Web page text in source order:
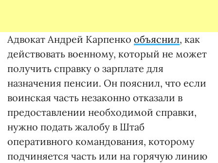
Адвокат Андрей Карпенко объяснил, как
действовать военному, который не может
получить справку о зарплате для
назначения пенсии. Он пояснил, что если
воинская часть незаконно отказали в
предоставлении необходимой справки,
нужно подать жалобу в Штаб
оперативного командования, которому
подчиняется часть или на горячую линию